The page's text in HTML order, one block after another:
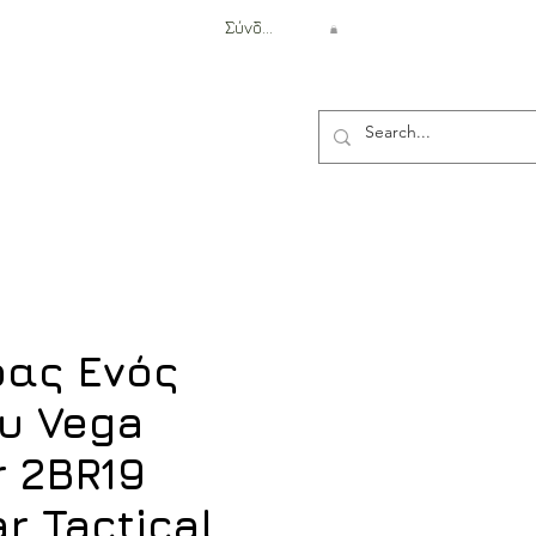
Σύνδεση
Ενός
Vega
Tactical